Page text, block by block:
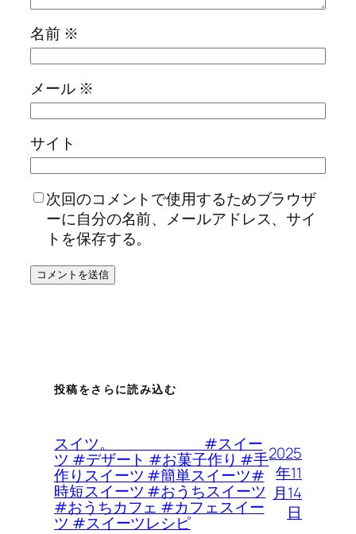
名前 ※
メール ※
サイト
次回のコメントで使用するためブラウザ
ーに自分の名前、メールアドレス、サイ
トを保存する。
投稿をさらに読み込む
スイツ。 #スイー
ツ #デザート #お菓子作り #手
作りスイーツ #簡単スイーツ#
時短スイーツ #おうちスイーツ
#おうちカフェ #カフェスイー
ツ #スイーツレシピ
2025
年11
月14
日